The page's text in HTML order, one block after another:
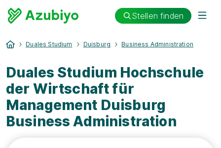
Stellen finden
Duales Studium Duisburg Business Administration
Duales Studium Hochschule
der Wirtschaft für
Management Duisburg
Business Administration